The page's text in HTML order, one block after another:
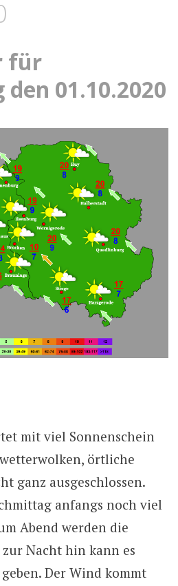
für
01.10.2020
mit viel Sonnenschein
örtliche
ganz ausgeschlossen.
anfangs noch viel
Abend werden die
Nacht hin kann es
Der Wind kommt